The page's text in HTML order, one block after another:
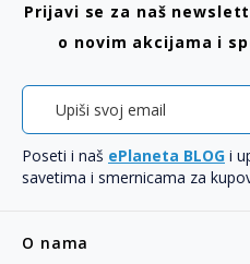
O nama
Prijavi se za naš
o novim akcijama i
Poseti i naš ePlaneta BLOG i
savetima i smernicama za